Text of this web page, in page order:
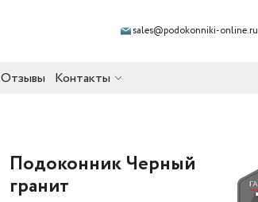
sales@podokonniki-online.ru
Отзывы Контакты
Подоконник Черный
гранит